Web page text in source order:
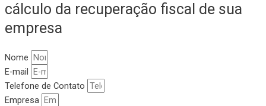
cálculo da recuperação fiscal de sua
empresa
Nome
E-mail
Telefone de Contato
Empresa